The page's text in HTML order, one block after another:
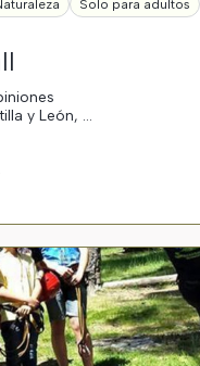
Solo para adultos
y León, …